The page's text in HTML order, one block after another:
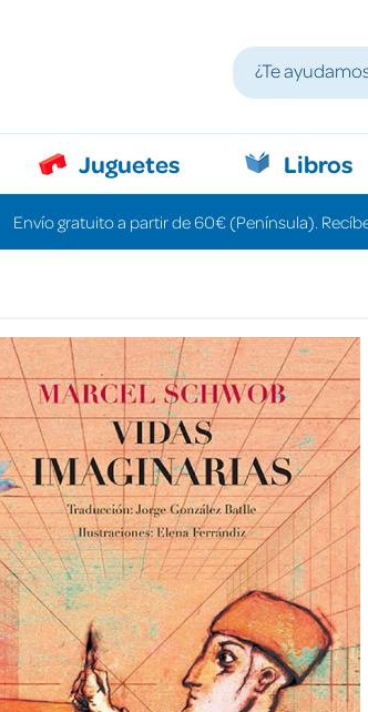
Juguetes Libros
Envío gratuito a partir de 60€ (Península).